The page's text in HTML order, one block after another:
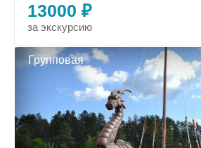
13000 ₽
за экскурсию
Групповая